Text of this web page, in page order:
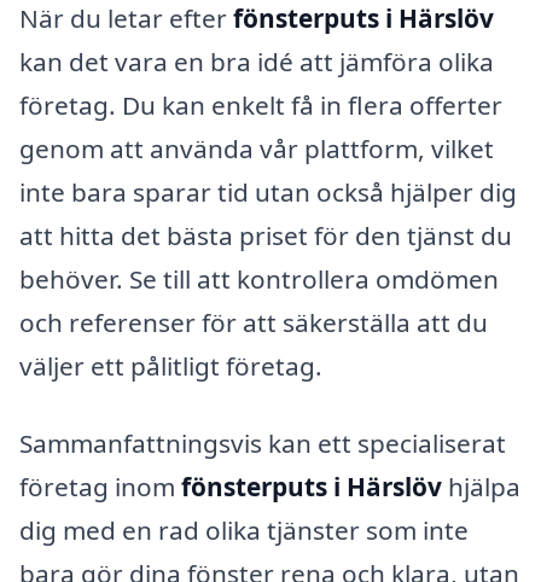
När du letar efterfönsterputs i Härslöv
kan det vara en bra idé att jämföra olika
företag. Du kan enkelt få in flera offerter
genom att använda vår plattform, vilket
inte bara sparar tid utan också hjälper dig
att hitta det bästa priset för den tjänst du
behöver. Se till att kontrollera omdömen
och referenser för att säkerställa att du
väljer ett pålitligt företag.
Sammanfattningsvis kan ett specialiserat
företag inom fönsterputs i Härslöv hjälpa
dig med en rad olika tjänster som inte
bara gör dina fönster rena och klara, utan